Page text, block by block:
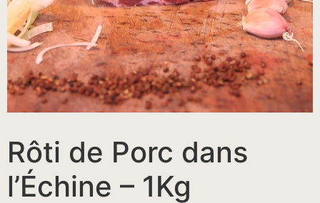
Rôti de Porc dans
l’Échine – 1Kg